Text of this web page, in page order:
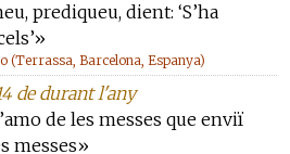
prediqueu, dient: ‘S’ha
(Terrassa, Barcelona, Espanya)
de durant l'any
de les messes que enviï
messes»